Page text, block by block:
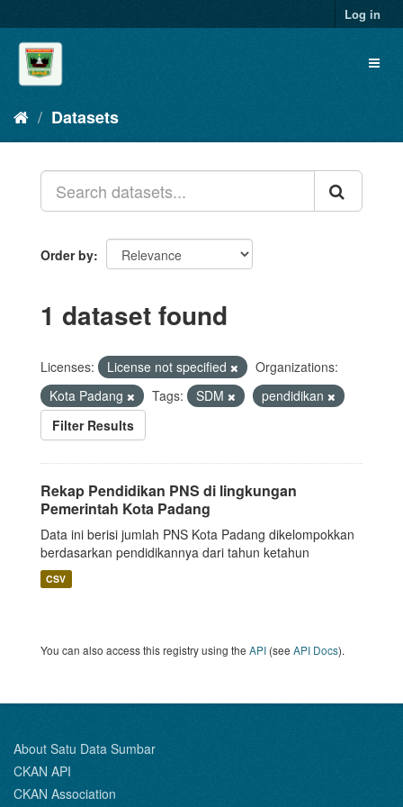
to
content
Log in
Datasets
Order by
1 dataset found
Licenses: License not specified
Organizations:
Kota Padang
Tags: SDM
pendidikan
Filter Results
Rekap Pendidikan PNS di lingkungan
Pemerintah Kota Padang
Data ini berisi jumlah PNS Kota Padang dikelompokkan
berdasarkan pendidikannya dari tahun ketahun
CSV
You can also access this registry using the API (see API Docs).
About Satu Data Sumbar
CKAN API
CKAN Association